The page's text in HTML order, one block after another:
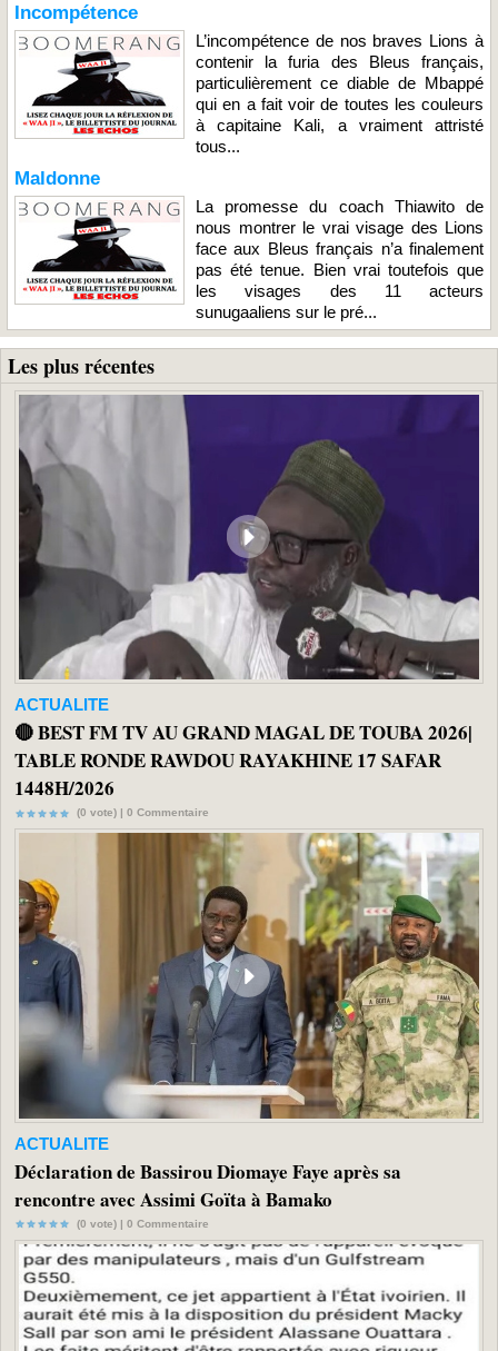
Incompétence
L’incompétence de nos braves Lions à
contenir la furia des Bleus français,
particulièrement ce diable de Mbappé
qui en a fait voir de toutes les couleurs
à capitaine Kali, a vraiment attristé
tous...
Maldonne
La promesse du coach Thiawito de
nous montrer le vrai visage des Lions
face aux Bleus français n’a finalement
pas été tenue. Bien vrai toutefois que
les visages des 11 acteurs
sunugaaliens sur le pré...
Les plus récentes
ACTUALITE
🔴 BEST FM TV AU GRAND MAGAL DE TOUBA 2026|
TABLE RONDE RAWDOU RAYAKHINE 17 SAFAR
1448H/2026
(0 vote) | 0 Commentaire
ACTUALITE
Déclaration de Bassirou Diomaye Faye après sa
rencontre avec Assimi Goïta à Bamako
(0 vote) | 0 Commentaire